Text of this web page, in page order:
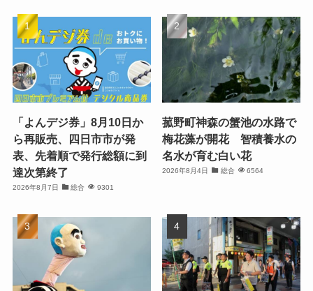
「よんデジ券」8月10日か
ら再販売、四日市市が発
表、先着順で発行総額に到
達次第終了
2026年8月7日 総合 9301
菰野町神森の蟹池の水路で
梅花藻が開花 智積養水の
名水が育む白い花
2026年8月4日 総合 6564